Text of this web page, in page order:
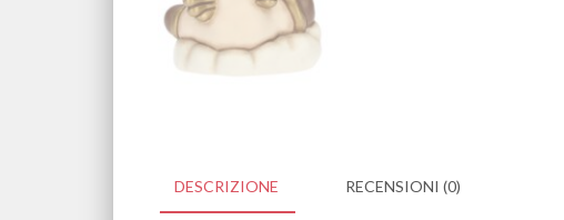
DESCRIZIONE RECENSIONI (0)